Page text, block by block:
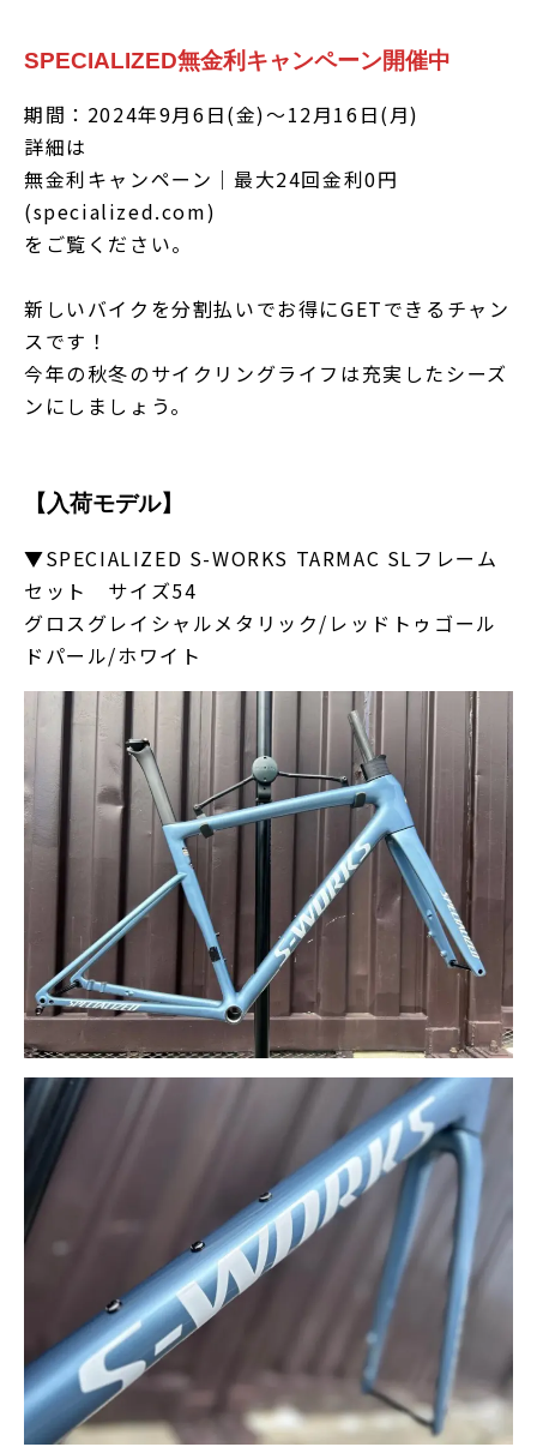
SPECIALIZED無金利キャンペーン開催中
期間：2024年9月6日(金)～12月16日(月)
詳細は
無金利キャンペーン｜最大24回金利0円
(specialized.com)
をご覧ください。
新しいバイクを分割払いでお得にGETできるチャン
スです！
今年の秋冬のサイクリングライフは充実したシーズ
ンにしましょう。
【入荷モデル】
▼SPECIALIZED S-WORKS TARMAC SLフレーム
セット サイズ54
グロスグレイシャルメタリック/レッドトゥゴール
ドパール/ホワイト